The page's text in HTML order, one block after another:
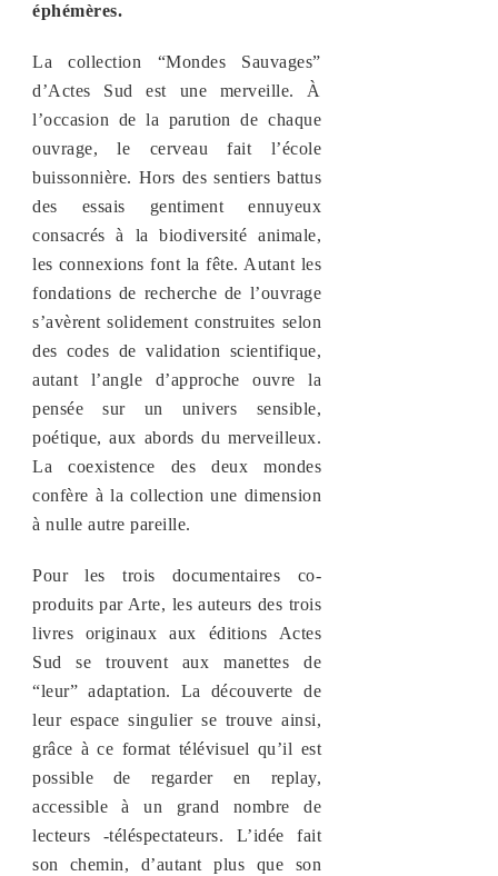
éphémères.
La collection “Mondes Sauvages”
d’Actes Sud est une merveille. À
l’occasion de la parution de chaque
ouvrage, le cerveau fait l’école
buissonnière. Hors des sentiers battus
des essais gentiment ennuyeux
consacrés à la biodiversité animale,
les connexions font la fête. Autant les
fondations de recherche de l’ouvrage
s’avèrent solidement construites selon
des codes de validation scientifique,
autant l’angle d’approche ouvre la
pensée sur un univers sensible,
poétique, aux abords du merveilleux.
La coexistence des deux mondes
confère à la collection une dimension
à nulle autre pareille.
Pour les trois documentaires co-
produits par Arte, les auteurs des trois
livres originaux aux éditions Actes
Sud se trouvent aux manettes de
“leur” adaptation. La découverte de
leur espace singulier se trouve ainsi,
grâce à ce format télévisuel qu’il est
possible de regarder en replay,
accessible à un grand nombre de
lecteurs -téléspectateurs. L’idée fait
son chemin, d’autant plus que son